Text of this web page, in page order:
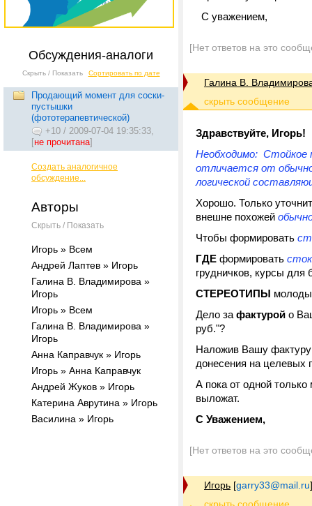
Обсуждения-аналоги
Скрыть / Показать Сортировать по дате
Продающий момент для соски-
пустышки
(фототерапевтической)
+10 / 2009-07-04 19:35:33,
[не прочитана]
Создать аналогичное
обсуждение...
Авторы
Скрыть / Показать
Игорь » Всем
Андрей Лаптев » Игорь
Галина В. Владимирова »
Игорь
Игорь » Всем
Галина В. Владимирова »
Игорь
Анна Каправчук » Игорь
Игорь » Анна Каправчук
Андрей Жуков » Игорь
Катерина Аврутина » Игорь
Василина » Игорь
С уважением,
[Нет ответов на это
Галина В.
Здравствуйте, Игорь!
Необходимо: Стойкое
отличается от
логической
Хорошо. Только
внешне похожей
Чтобы формировать
ГДЕ формировать
грудничков, курсы
СТЕРЕОТИПЫ
Дело за фактурой о
руб."?
Наложив Вашу фактуру
донесения на целевых
А пока от одной
выложат.
С Уважением,
[Нет ответов на это
Игорь [garry33@mail.ru]